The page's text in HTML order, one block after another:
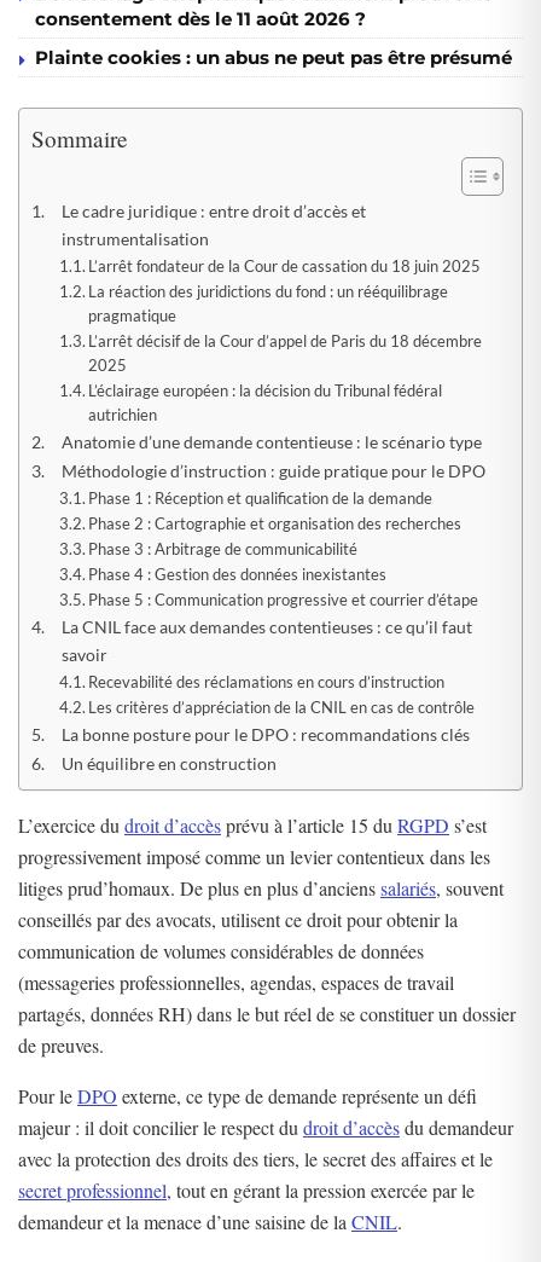
consentement dès le 11 août 2026 ?
Plainte cookies : un abus ne peut pas être présumé
Sommaire
Le cadre juridique : entre droit d’accès et
instrumentalisation
L’arrêt fondateur de la Cour de cassation du 18 juin 2025
La réaction des juridictions du fond : un rééquilibrage
pragmatique
L’arrêt décisif de la Cour d’appel de Paris du 18 décembre
2025
L’éclairage européen : la décision du Tribunal fédéral
autrichien
Anatomie d’une demande contentieuse : le scénario type
Méthodologie d’instruction : guide pratique pour le DPO
Phase 1 : Réception et qualification de la demande
Phase 2 : Cartographie et organisation des recherches
Phase 3 : Arbitrage de communicabilité
Phase 4 : Gestion des données inexistantes
Phase 5 : Communication progressive et courrier d’étape
La CNIL face aux demandes contentieuses : ce qu’il faut
savoir
Recevabilité des réclamations en cours d’instruction
Les critères d’appréciation de la CNIL en cas de contrôle
La bonne posture pour le DPO : recommandations clés
Un équilibre en construction
L’exercice dudroit d’accèsprévu à l’article 15 duRGPD s’est
progressivement imposé comme un levier contentieux dans les
litiges prud’homaux. De plus en plus d’ancienssalariés, souvent
conseillés par des avocats, utilisent ce droit pour obtenir la
communication de volumes considérables de données
(messageries professionnelles, agendas, espaces de travail
partagés, données RH) dans le but réel de se constituer un dossier
de preuves.
Pour leDPO externe, ce type de demande représente un défi
majeur : il doit concilier le respect dudroit d’accèsdu demandeur
avec la protection des droits des tiers, le secret des affaires et le
secret professionnel, tout en gérant la pression exercée par le
demandeur et la menace d’une saisine de laCNIL.